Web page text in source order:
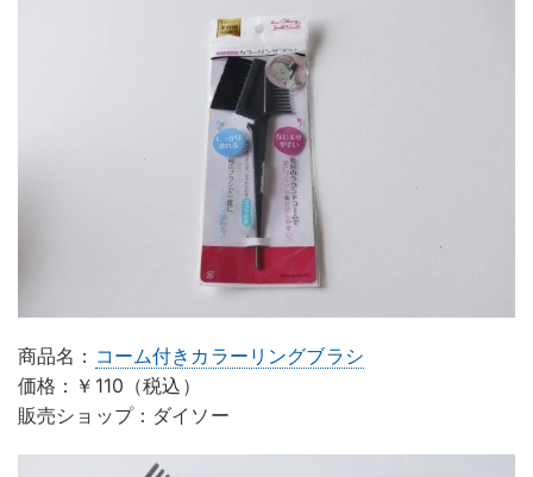
商品名： コーム付きカラーリングブラシ
価格：￥110（税込）
販売ショップ：ダイソー